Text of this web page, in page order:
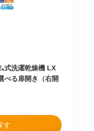
式洗濯乾燥機 LX
べる扉開き（右開
す